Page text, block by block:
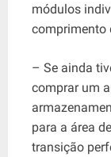
módulos
comprimento
– Se ainda
comprar um
para a área
transição